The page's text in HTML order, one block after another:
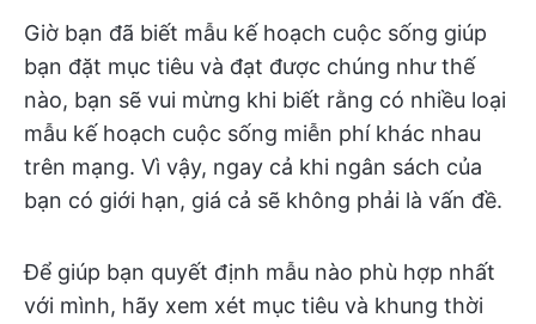
Giờ bạn đã biết mẫu kế hoạch cuộc sống giúp
bạn đặt mục tiêu và đạt được chúng như thế
nào, bạn sẽ vui mừng khi biết rằng có nhiều loại
mẫu kế hoạch cuộc sống miễn phí khác nhau
trên mạng. Vì vậy, ngay cả khi ngân sách của
bạn có giới hạn, giá cả sẽ không phải là vấn đề.
Để giúp bạn quyết định mẫu nào phù hợp nhất
với mình, hãy xem xét mục tiêu và khung thời